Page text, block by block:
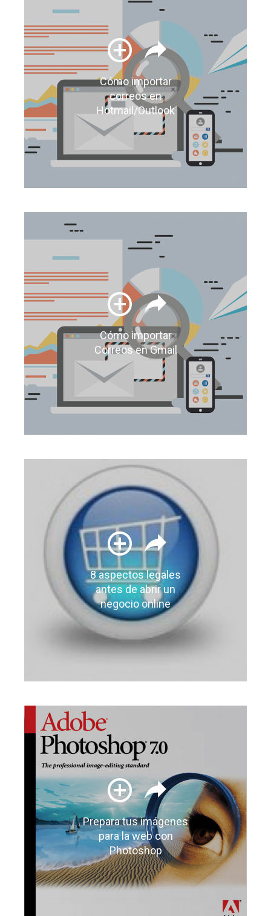
Cómo importar
correos en
Hotmail/Outlook
Cómo importar
Correos en Gmail
8 aspectos legales
antes de abrir un
negocio online
Prepara tus imágenes
para la web con
Photoshop